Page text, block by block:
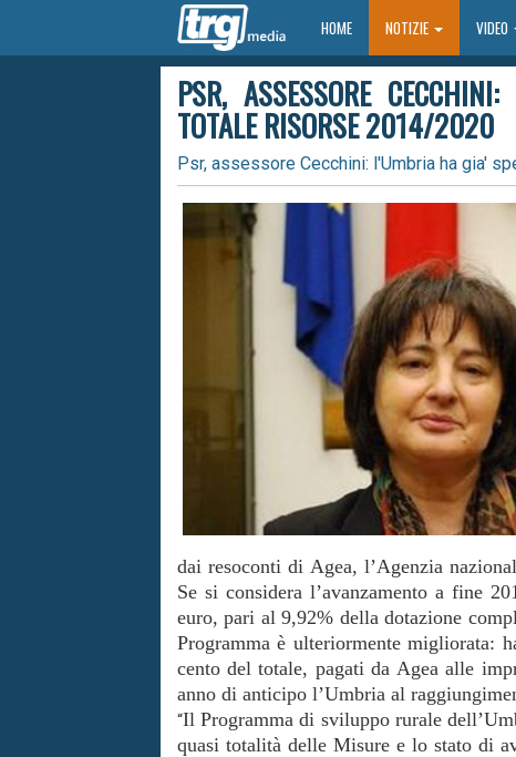
HOMEHOME NOTIZIE VIDEO
PSR, ASSESSORE
TOTALE RISORSE 2014/2020
Psr, assessore Cecchini: l'Umbria ha gia'
dai resoconti di Agea, l’Agenzia
Se si considera l’avanzamento a fine
euro, pari al 9,92% della dotazione
Programma è ulteriormente migliorata:
cento del totale, pagati da Agea alle
anno di anticipo l’Umbria al
“Il Programma di sviluppo rurale
quasi totalità delle Misure e lo stato di